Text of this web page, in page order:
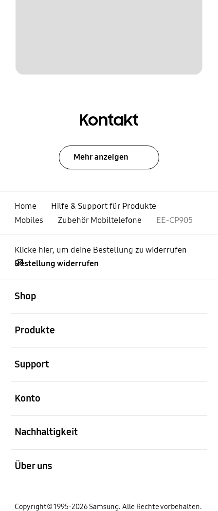
Kontakt
Mehr anzeigen
Home
Hilfe & Support für Produkte
Mobiles
Zubehör Mobiltelefone EE-CP905
Klicke hier, um deine Bestellung zu widerrufen
Bestellung widerrufen
Shop
Produkte
Support
Konto
Nachhaltigkeit
Über uns
Copyright© 1995-2026 Samsung. Alle Rechte vorbehalten.